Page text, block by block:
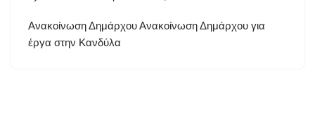
Ανακοίνωση Δημάρχου Ανακοίνωση Δημάρχου για
έργα στην Κανδύλα